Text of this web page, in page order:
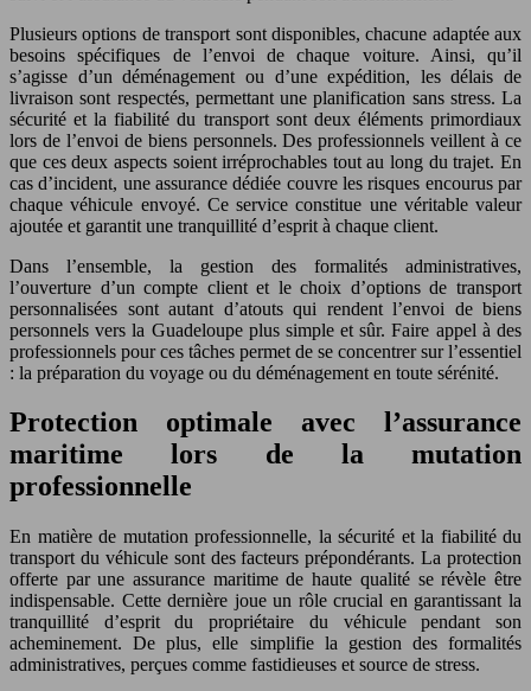
Plusieurs options de transport sont disponibles, chacune adaptée aux
besoins spécifiques de l’envoi de chaque voiture. Ainsi, qu’il
s’agisse d’un déménagement ou d’une expédition, les délais de
livraison sont respectés, permettant une planification sans stress. La
sécurité et la fiabilité du transport sont deux éléments primordiaux
lors de l’envoi de biens personnels. Des professionnels veillent à ce
que ces deux aspects soient irréprochables tout au long du trajet. En
cas d’incident, une assurance dédiée couvre les risques encourus par
chaque véhicule envoyé. Ce service constitue une véritable valeur
ajoutée et garantit une tranquillité d’esprit à chaque client.
Dans l’ensemble, la gestion des formalités administratives,
l’ouverture d’un compte client et le choix d’options de transport
personnalisées sont autant d’atouts qui rendent l’envoi de biens
personnels vers la Guadeloupe plus simple et sûr. Faire appel à des
professionnels pour ces tâches permet de se concentrer sur l’essentiel
: la préparation du voyage ou du déménagement en toute sérénité.
Protection optimale avec l’assurance
maritime lors de la mutation
professionnelle
En matière de mutation professionnelle, la sécurité et la fiabilité du
transport du véhicule sont des facteurs prépondérants. La protection
offerte par une assurance maritime de haute qualité se révèle être
indispensable. Cette dernière joue un rôle crucial en garantissant la
tranquillité d’esprit du propriétaire du véhicule pendant son
acheminement. De plus, elle simplifie la gestion des formalités
administratives, perçues comme fastidieuses et source de stress.